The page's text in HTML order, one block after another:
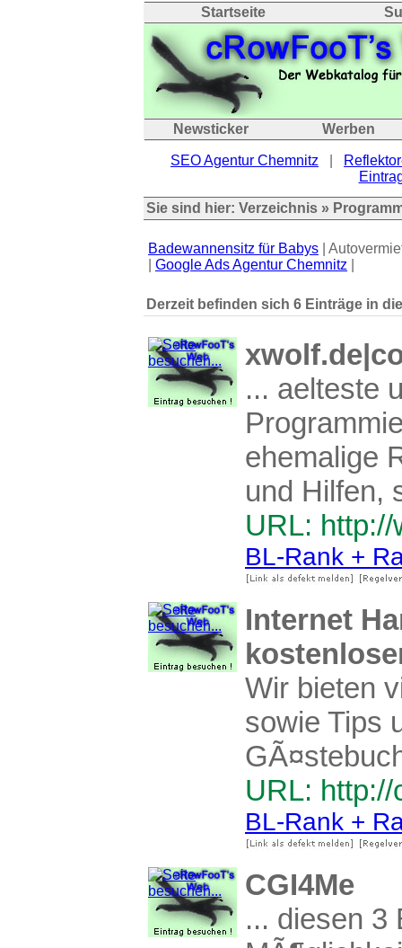
Startseite
Newsticker Werben
SEO Agentur Chemnitz
Sie sind hier: Verzeichnis »
Badewannensitz für Babys |
Google Ads Agentur Chemnitz
Derzeit befinden sich 6 Einträge in
... aelteste
ehemalige
und Hilfen,
URL:
BL-Rank +
Internet
Wir bieten
sowie Tips
URL: http://
BL-Rank +
CGI4Me
... diesen 3